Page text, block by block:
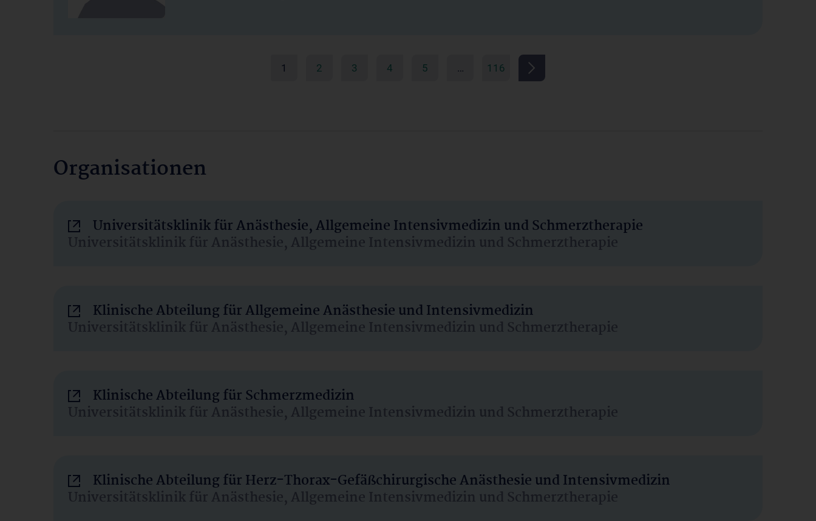
1 2 3 4 5 … 116
Organisationen
Universitätsklinik für Anästhesie, Allgemeine Intensivmedizin und Schmerztherapie
Universitätsklinik für Anästhesie, Allgemeine Intensivmedizin und Schmerztherapie
Klinische Abteilung für Allgemeine Anästhesie und Intensivmedizin
Universitätsklinik für Anästhesie, Allgemeine Intensivmedizin und Schmerztherapie
Klinische Abteilung für Schmerzmedizin
Universitätsklinik für Anästhesie, Allgemeine Intensivmedizin und Schmerztherapie
Klinische Abteilung für Herz-Thorax-Gefäßchirurgische Anästhesie und Intensivmedizin
Universitätsklinik für Anästhesie, Allgemeine Intensivmedizin und Schmerztherapie